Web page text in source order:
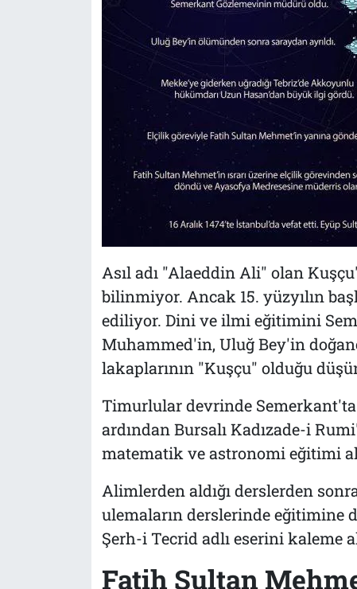
Asıl adı "Alaeddin Ali" olan
bilinmiyor. Ancak 15. yüzyılın
ediliyor. Dini ve ilmi eğitimini
Muhammed'in, Uluğ Bey'in
lakaplarının "Kuşçu" olduğu
Timurlular devrinde
ardından Bursalı Kadızade-i
matematik ve astronomi eğitimi
Alimlerden aldığı derslerden
ulemaların derslerinde eğitimine
Şerh-i Tecrid adlı eserini kaleme
Fatih Sultan